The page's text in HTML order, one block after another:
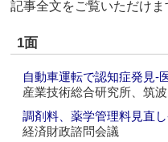
記事全文をご覧いただけま
1面
自動車運転で認知症発見‐
産業技術総合研究所、筑
調剤料、薬学管理料見直
経済財政諮問会議